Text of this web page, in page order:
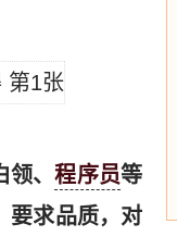
领、程序员等
要求品质，对